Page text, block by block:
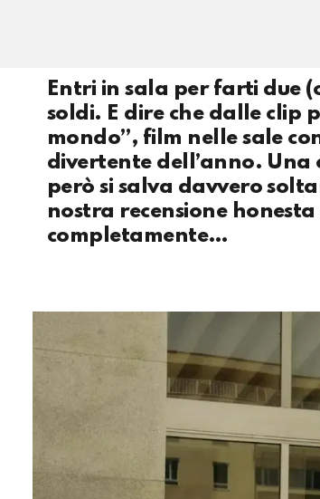
Entri in sala per farti due
soldi. E dire che dalle clip
mondo”, film nelle sale
divertente dell’anno.
però si salva davvero
nostra recensione
completamente…